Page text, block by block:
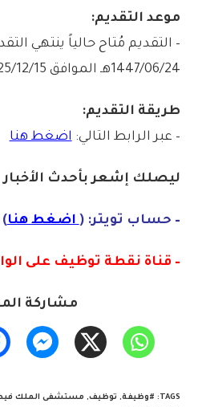
موعد التقديم:
– التقديم مُتاح حالياً ينتهي
1447/06/24هـ الموافق 2025/12/15م.
طريقة التقديم:
– عبر الرابط التالي: اضغط هنا
ليصلك إشعربأحدث
– حساب تويتر: ( اضغط هنا)
– قناة نقطة توظيف على
مشاركة
TAGS
: #وظيفة, توظيف, مستشفى الملك